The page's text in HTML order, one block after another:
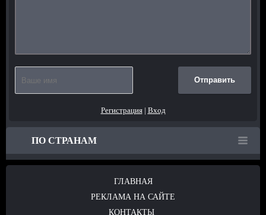
Отправить
Регистрация| Вход
ПО СТРАНАМ
ГЛАВНАЯ
РЕКЛАМА НА САЙТЕ
КОНТАКТЫ